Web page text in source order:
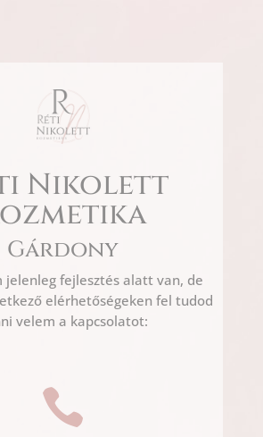
Nikolett
Gárdony
jelenleg fejlesztés alatt van, de
elérhetőségeken fel tudod
velem a kapcsolatot:
